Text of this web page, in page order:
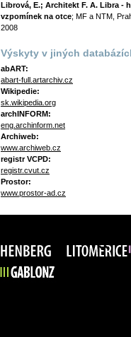
Librová, E.; Architekt F. A. Libra -
vzpomínek na otce; MF a NTM,
2008
Výskyty v jiných
abART:
abart-full.artarchiv.cz
Wikipedie:
sk.wikipedia.org
archINFORM:
eng.archinform.net
Archiweb:
www.archiweb.cz
registr VCPD:
registr.cvut.cz
Prostor:
www.prostor-ad.cz